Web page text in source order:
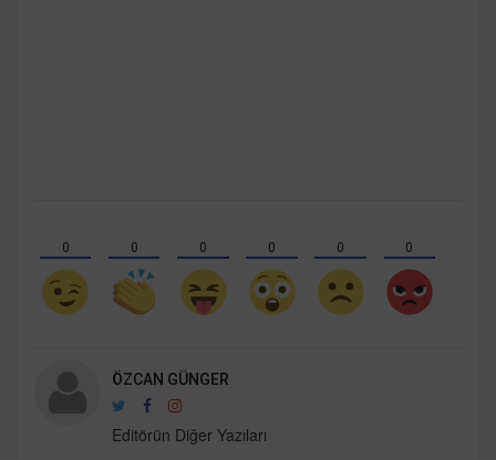
0 0 0 0 0 0
ÖZCAN GÜNGER
Editörün Diğer Yazıları